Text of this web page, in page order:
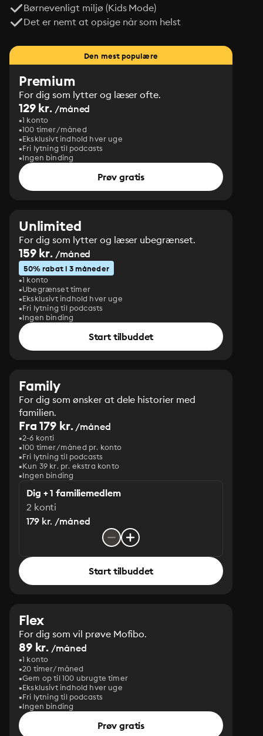
Børnevenligt miljø (Kids Mode)
Det er nemt at opsige når som helst
Den mest populære
Premium
For dig som lytter og læser ofte.
129 kr. /måned
1 konto
100 timer/måned
Eksklusivt indhold hver uge
Fri lytning til podcasts
Ingen binding
Prøv gratis
Unlimited
For dig som lytter og læser ubegrænset.
159 kr. /måned
50% rabat i 3 måneder
1 konto
Ubegrænset timer
Eksklusivt indhold hver uge
Fri lytning til podcasts
Ingen binding
Start tilbuddet
Family
For dig som ønsker at dele historier med
familien.
Fra 179 kr./måned
2-6 konti
100 timer/måned pr. konto
Fri lytning til podcasts
Kun 39 kr. pr. ekstra konto
Ingen binding
Dig + 1 familiemedlem
2 konti
179 kr. /måned
Start tilbuddet
Flex
For dig som vil prøve Mofibo.
89 kr. /måned
1 konto
20 timer/måned
Gem op til 100 ubrugte timer
Eksklusivt indhold hver uge
Fri lytning til podcasts
Ingen binding
Prøv gratis